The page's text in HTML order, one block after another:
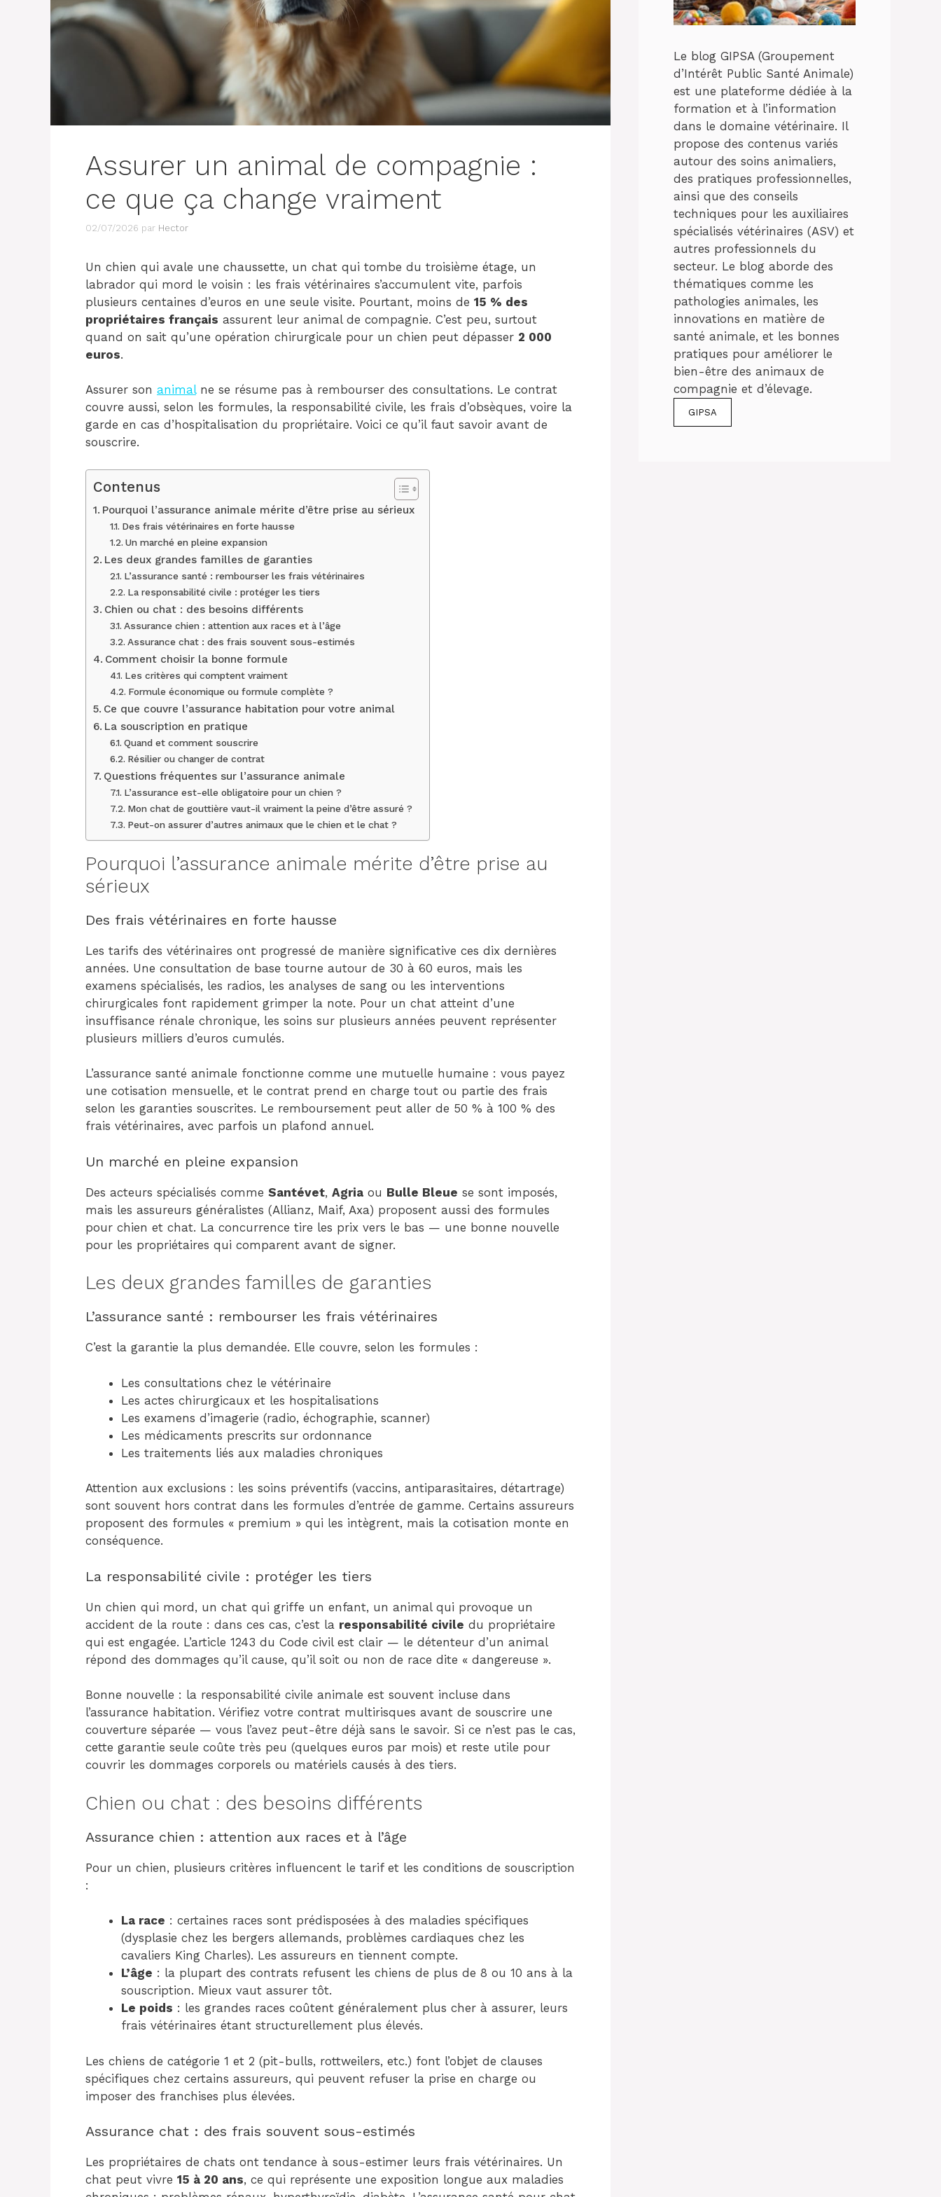
Assurer un animal de compagnie :
ce que ça change vraiment
02/07/2026 par Hector
Un chien qui avale une chaussette, un chat qui tombe du troisième étage, un
labrador qui mord le voisin : les frais vétérinaires s’accumulent vite, parfois
plusieurs centaines d’euros en une seule visite. Pourtant, moins de 15 % des
propriétaires français assurent leur animal de compagnie. C’est peu, surtout
quand on sait qu’une opération chirurgicale pour un chien peut dépasser 2 000
euros.
Assurer son animalne se résume pas à rembourser des consultations. Le contrat
couvre aussi, selon les formules, la responsabilité civile, les frais d’obsèques, voire la
garde en cas d’hospitalisation du propriétaire. Voici ce qu’il faut savoir avant de
souscrire.
Contenus
Pourquoi l’assurance animale mérite d’être prise au sérieux
Des frais vétérinaires en forte hausse
Un marché en pleine expansion
Les deux grandes familles de garanties
L’assurance santé : rembourser les frais vétérinaires
La responsabilité civile : protéger les tiers
Chien ou chat : des besoins différents
Assurance chien : attention aux races et à l’âge
Assurance chat : des frais souvent sous-estimés
Comment choisir la bonne formule
Les critères qui comptent vraiment
Formule économique ou formule complète ?
Ce que couvre l’assurance habitation pour votre animal
La souscription en pratique
Quand et comment souscrire
Résilier ou changer de contrat
Questions fréquentes sur l’assurance animale
L’assurance est-elle obligatoire pour un chien ?
Mon chat de gouttière vaut-il vraiment la peine d’être assuré ?
Peut-on assurer d’autres animaux que le chien et le chat ?
Pourquoi l’assurance animale mérite d’être prise au
sérieux
Des frais vétérinaires en forte hausse
Les tarifs des vétérinaires ont progressé de manière significative ces dix dernières
années. Une consultation de base tourne autour de 30 à 60 euros, mais les
examens spécialisés, les radios, les analyses de sang ou les interventions
chirurgicales font rapidement grimper la note. Pour un chat atteint d’une
insuffisance rénale chronique, les soins sur plusieurs années peuvent représenter
plusieurs milliers d’euros cumulés.
L’assurance santé animale fonctionne comme une mutuelle humaine : vous payez
une cotisation mensuelle, et le contrat prend en charge tout ou partie des frais
selon les garanties souscrites. Le remboursement peut aller de 50 % à 100 % des
frais vétérinaires, avec parfois un plafond annuel.
Un marché en pleine expansion
Des acteurs spécialisés comme Santévet, Agria ou Bulle Bleue se sont imposés,
mais les assureurs généralistes (Allianz, Maif, Axa) proposent aussi des formules
pour chien et chat. La concurrence tire les prix vers le bas — une bonne nouvelle
pour les propriétaires qui comparent avant de signer.
Les deux grandes familles de garanties
L’assurance santé : rembourser les frais vétérinaires
C’est la garantie la plus demandée. Elle couvre, selon les formules :
Les consultations chez le vétérinaire
Les actes chirurgicaux et les hospitalisations
Les examens d’imagerie (radio, échographie, scanner)
Les médicaments prescrits sur ordonnance
Les traitements liés aux maladies chroniques
Attention aux exclusions : les soins préventifs (vaccins, antiparasitaires, détartrage)
sont souvent hors contrat dans les formules d’entrée de gamme. Certains assureurs
proposent des formules « premium » qui les intègrent, mais la cotisation monte en
conséquence.
La responsabilité civile : protéger les tiers
Un chien qui mord, un chat qui griffe un enfant, un animal qui provoque un
accident de la route : dans ces cas, c’est la responsabilité civile du propriétaire
qui est engagée. L’article 1243 du Code civil est clair — le détenteur d’un animal
répond des dommages qu’il cause, qu’il soit ou non de race dite « dangereuse ».
Bonne nouvelle : la responsabilité civile animale est souvent incluse dans
l’assurance habitation. Vérifiez votre contrat multirisques avant de souscrire une
couverture séparée — vous l’avez peut-être déjà sans le savoir. Si ce n’est pas le cas,
cette garantie seule coûte très peu (quelques euros par mois) et reste utile pour
couvrir les dommages corporels ou matériels causés à des tiers.
Chien ou chat : des besoins différents
Assurance chien : attention aux races et à l’âge
Pour un chien, plusieurs critères influencent le tarif et les conditions de souscription
:
La race : certaines races sont prédisposées à des maladies spécifiques
(dysplasie chez les bergers allemands, problèmes cardiaques chez les
cavaliers King Charles). Les assureurs en tiennent compte.
L’âge : la plupart des contrats refusent les chiens de plus de 8 ou 10 ans à la
souscription. Mieux vaut assurer tôt.
Le poids : les grandes races coûtent généralement plus cher à assurer, leurs
frais vétérinaires étant structurellement plus élevés.
Les chiens de catégorie 1 et 2 (pit-bulls, rottweilers, etc.) font l’objet de clauses
spécifiques chez certains assureurs, qui peuvent refuser la prise en charge ou
imposer des franchises plus élevées.
Assurance chat : des frais souvent sous-estimés
Les propriétaires de chats ont tendance à sous-estimer leurs frais vétérinaires. Un
chat peut vivre 15 à 20 ans, ce qui représente une exposition longue aux maladies
Le blog GIPSA (Groupement
d’Intérêt Public Santé Animale)
est une plateforme dédiée à la
formation et à l’information
dans le domaine vétérinaire. Il
propose des contenus variés
autour des soins animaliers,
des pratiques professionnelles,
ainsi que des conseils
techniques pour les auxiliaires
spécialisés vétérinaires (ASV) et
autres professionnels du
secteur. Le blog aborde des
thématiques comme les
pathologies animales, les
innovations en matière de
santé animale, et les bonnes
pratiques pour améliorer le
bien-être des animaux de
compagnie et d’élevage.
GIPSA